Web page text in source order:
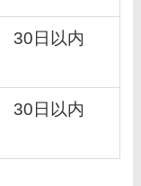
30日以内
30日以内